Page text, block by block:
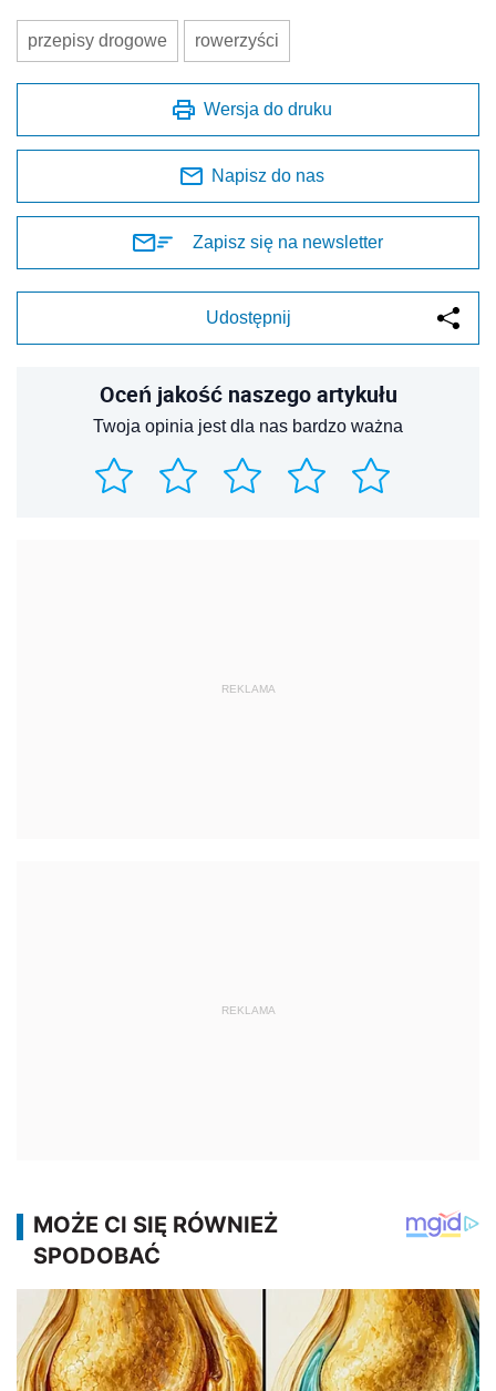
przepisy drogowe rowerzyści
Wersja do druku
Napisz do nas
Zapisz się na newsletter
Udostępnij
Oceń jakość naszego artykułu
Twoja opinia jest dla nas bardzo ważna
REKLAMA
REKLAMA